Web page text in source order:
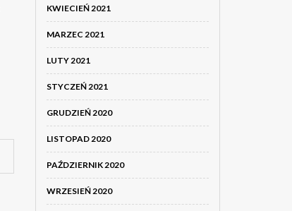
KWIECIEŃ 2021
MARZEC 2021
LUTY 2021
STYCZEŃ 2021
GRUDZIEŃ 2020
LISTOPAD 2020
PAŹDZIERNIK 2020
WRZESIEŃ 2020